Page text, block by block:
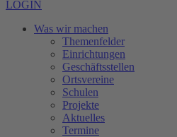
LOGIN
Was wir machen
Themenfelder
Einrichtungen
Geschäftsstellen
Ortsvereine
Schulen
Projekte
Aktuelles
Termine